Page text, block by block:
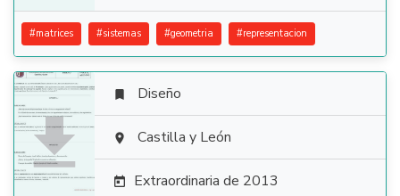
#matrices #sistemas #geometria #representacion

 Diseño
 Castilla y León
 Extraordinaria de 2013